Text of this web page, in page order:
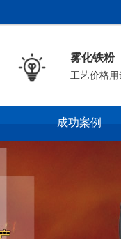
雾化铁粉
工艺价格
成功案例